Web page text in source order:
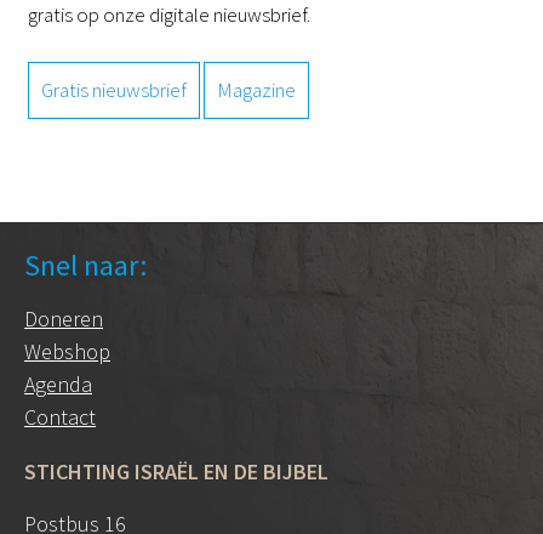
gratis op onze digitale nieuwsbrief.
Gratis nieuwsbrief Magazine
Snel naar:
Doneren
Webshop
Agenda
Contact
STICHTING ISRAËL EN DE BIJBEL
Postbus 16